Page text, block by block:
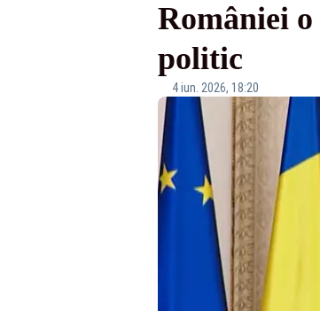
României
politic
4 iun. 2026, 18:20